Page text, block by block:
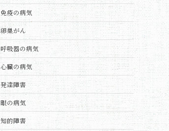
免疫の病気
卵巣がん
呼吸器の病気
心臓の病気
発達障害
眼の病気
知的障害